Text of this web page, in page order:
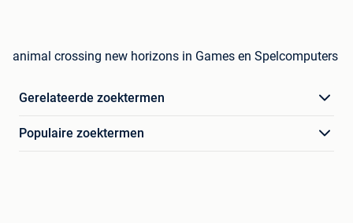
animal crossing new horizons in Games en Spelcomputers
Gerelateerde zoektermen
Populaire zoektermen